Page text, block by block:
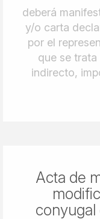
deberá
y/o carta
por el
que se
indirecto,
Acta de
conyugal